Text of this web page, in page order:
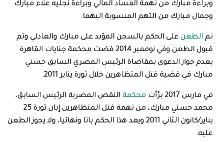
وبراءة مبارك من تهمة الفساد المالي وبراءة نجليه علاء مبارك
وجمال مبارك من التهم المنسوبة اليهما.
تم الطعن على الحكم بالسجن المؤبد على مبارك والعادلي وتم
قبول الطعن وفي نوفمبر 2014 قضت محكمة جنايات القاهرة
بعدم جواز الدعوى بمقاضاة الرئيس المصري السابق حسني
مبارك في قضية قتل المتظاهرين خلال ثورة يناير 2011.
في مارس 2017 برّأت محكمة النقض المصرية الرئيس السابق،
محمد حسني مبارك، من تهمة قتل المتظاهرين إبان ثورة 25
يناير/كانون الثاني 2011.ويعد هذا الحكم باتا ونهائيا، ولا يجوز الطعن
عليه.